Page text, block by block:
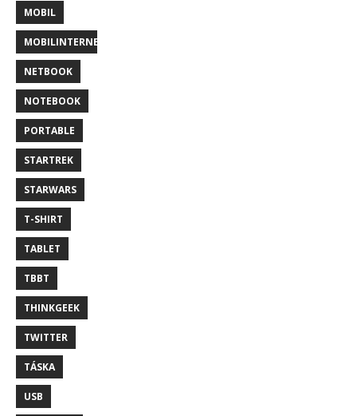
MOBIL
MOBILINTERNET
NETBOOK
NOTEBOOK
PORTABLE
STARTREK
STARWARS
T-SHIRT
TABLET
TBBT
THINKGEEK
TWITTER
TÁSKA
USB